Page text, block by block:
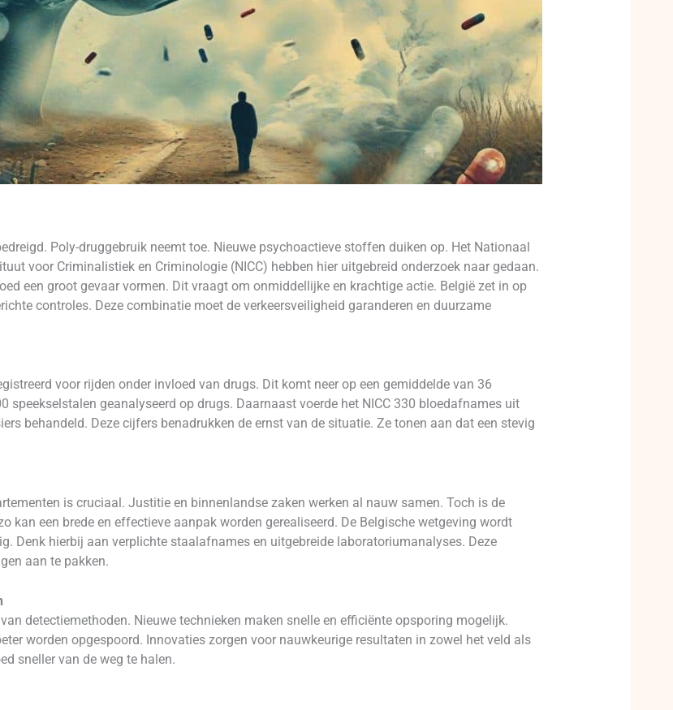
Poly-druggebruik neemt toe. Nieuwe psychoactieve stoffen duiken op. Het Nationaal
voor Criminalistiek en Criminologie (NICC) hebben hier uitgebreid onderzoek naar gedaan.
een groot gevaar vormen. Dit vraagt om onmiddellijke en krachtige actie. België zet in op
controles. Deze combinatie moet de verkeersveiligheid garanderen en duurzame
voor rijden onder invloed van drugs. Dit komt neer op een gemiddelde van 36
speekselstalen geanalyseerd op drugs. Daarnaast voerde het NICC 330 bloedafnames uit
behandeld. Deze cijfers benadrukken de ernst van de situatie. Ze tonen aan dat een stevig
is cruciaal. Justitie en binnenlandse zaken werken al nauw samen. Toch is de
kan een brede en effectieve aanpak worden gerealiseerd. De Belgische wetgeving wordt
Denk hierbij aan verplichte staalafnames en uitgebreide laboratoriumanalyses. Deze
aan te pakken.
detectiemethoden. Nieuwe technieken maken snelle en efficiënte opsporing mogelijk.
worden opgespoord. Innovaties zorgen voor nauwkeurige resultaten in zowel het veld als
sneller van de weg te halen.